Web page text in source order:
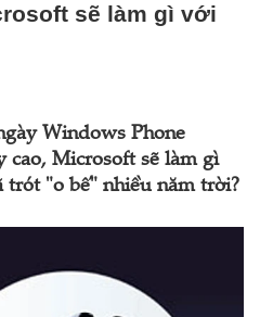
sẽ làm gì với
Windows Phone
cao, Microsoft sẽ làm gì
trót "o bế" nhiều năm trời?